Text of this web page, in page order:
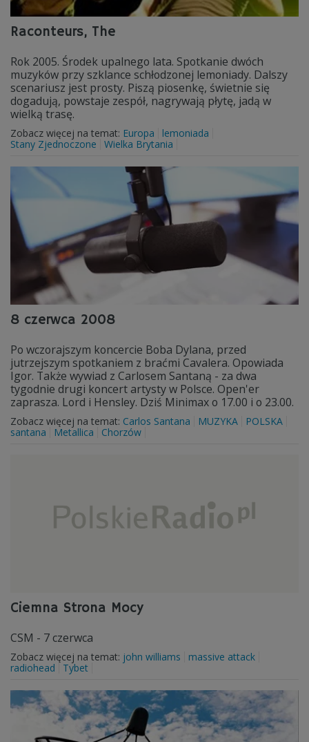
Raconteurs, The
Rok 2005. Środek upalnego lata. Spotkanie dwóch
muzyków przy szklance schłodzonej lemoniady. Dalszy
scenariusz jest prosty. Piszą piosenkę, świetnie się
dogadują, powstaje zespół, nagrywają płytę, jadą w
wielką trasę.
Zobacz więcej na temat: Europa
lemoniada
Stany Zjednoczone
Wielka Brytania
8 czerwca 2008
Po wczorajszym koncercie Boba Dylana, przed
jutrzejszym spotkaniem z braćmi Cavalera. Opowiada
Igor. Także wywiad z Carlosem Santaną - za dwa
tygodnie drugi koncert artysty w Polsce. Open'er
zaprasza. Lord i Hensley. Dziś Minimax o 17.00 i o 23.00.
Zobacz więcej na temat: Carlos Santana MUZYKA
POLSKA
santana
Metallica Chorzów
Ciemna Strona Mocy
CSM - 7 czerwca
Zobacz więcej na temat: john williams
massive attack
radiohead
Tybet